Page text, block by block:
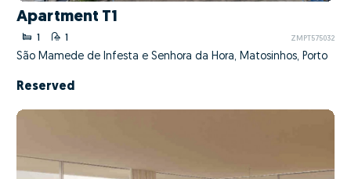
Apartment T1
1 1 ZMPT575032
São Mamede de Infesta e Senhora da Hora, Matosinhos, Porto
Reserved